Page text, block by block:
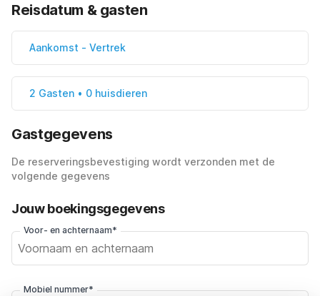
Reisdatum & gasten
Aankomst - Vertrek
2 Gasten • 0 huisdieren
Gastgegevens
De reserveringsbevestiging wordt verzonden met de
volgende gegevens
Jouw boekingsgegevens
Voor- en achternaam*
Mobiel nummer*